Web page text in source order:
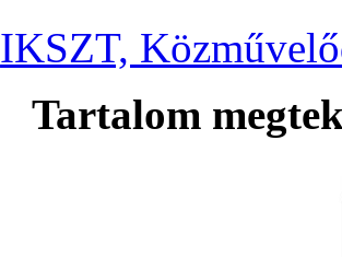
IKSZT,
Tartalom